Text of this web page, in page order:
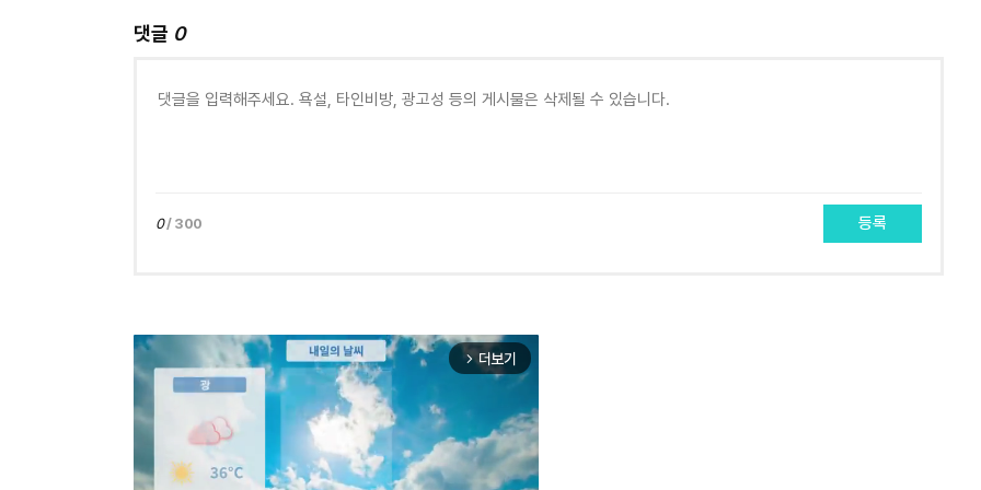
댓글 0
0/ 300 등록
arrow_forward_ios 더보기